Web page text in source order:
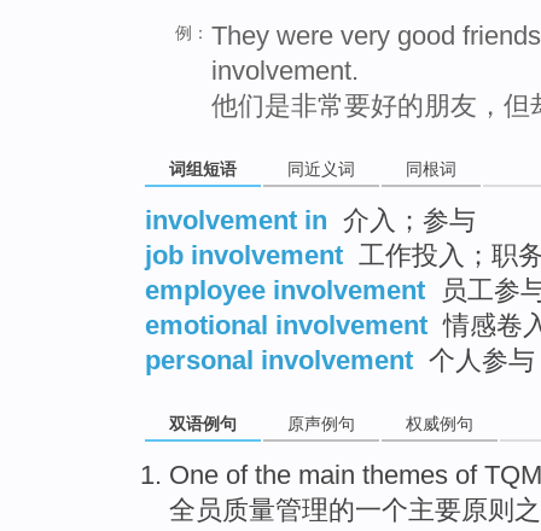
例： They were very good
involvement.
他们是非常要好的朋友，
词组短语 同近义词 同根词
involvement in 介入；参与
job involvement 工作投入；职
employee involvement
员工参
emotional involvement 情感卷
personal involvement 个人参
双语例句 原声例句 权威例句
One ofthe main themes of TQM
全员 质量管理的一个主要原则